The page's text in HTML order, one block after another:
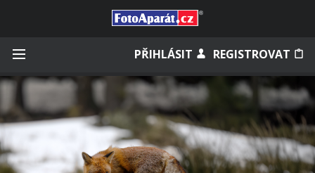
PŘIHLÁSIT REGISTROVAT
Zapamatovat